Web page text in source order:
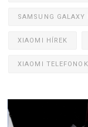
SAMSUNG GALAXY
XIAOMI HÍREK
XIAOMI TELEFONOK